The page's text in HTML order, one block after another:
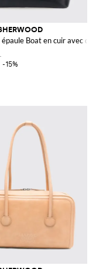
anse Boat en cuir avec
-15%